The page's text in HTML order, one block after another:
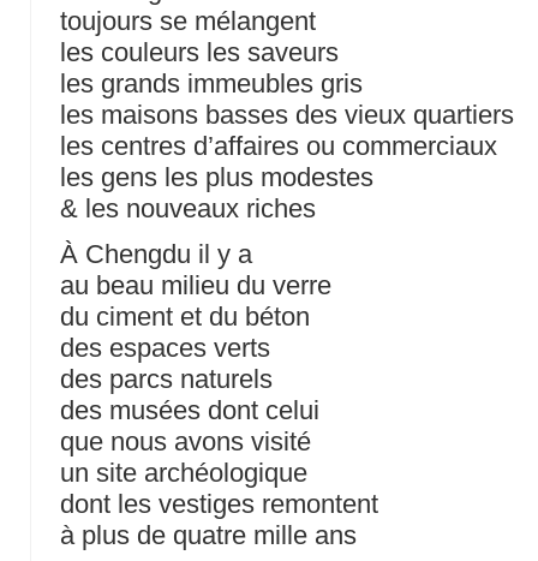
toujours se mélangent
les couleurs les saveurs
les grands immeubles gris
les maisons basses des vieux quartiers
les centres d’affaires ou commerciaux
les gens les plus modestes
& les nouveaux riches
À Chengdu il y a
au beau milieu du verre
du ciment et du béton
des espaces verts
des parcs naturels
des musées dont celui
que nous avons visité
un site archéologique
dont les vestiges remontent
à plus de quatre mille ans